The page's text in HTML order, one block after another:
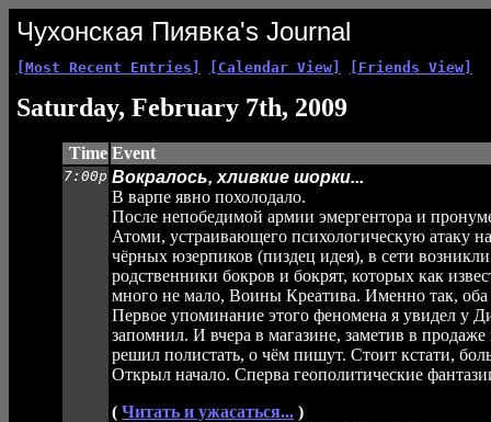
Чухонская Пиявка's Journal
[Most Recent Entries] [Calendar View] [Friends View]
Saturday, February 7th, 2009
Time Event
7:00p Вокралось, хливкие шорки...
В варпе явно похолодало.
После непобедимой армии эмергентора и
Атоми, устраивающего психологическую атаку
чёрных юзерпиков (пиздец идея), в сети
родственники бокров и бокрят, которых как
много не мало, Воины Креатива. Именно так,
Первое упоминание этого феномена я увидел у
запомнил. И вчера в магазине, заметив в
решил полистать, о чём пишут. Стоит кстати,
Открыл начало. Сперва геополитические
( Читать и ужасаться... )